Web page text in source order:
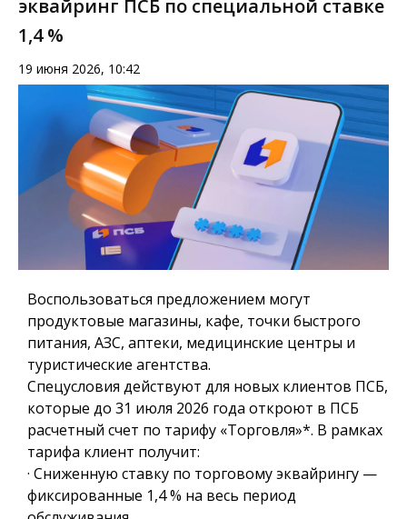
эквайринг ПСБ по специальной ставке
1,4 %
19 июня 2026, 10:42
Воспользоваться предложением могут
продуктовые магазины, кафе, точки быстрого
питания, АЗС, аптеки, медицинские центры и
туристические агентства.
Спецусловия действуют для новых клиентов ПСБ,
которые до 31 июля 2026 года откроют в ПСБ
расчетный счет по тарифу «Торговля»*. В рамках
тарифа клиент получит:
· Сниженную ставку по торговому эквайрингу —
фиксированные 1,4 % на весь период